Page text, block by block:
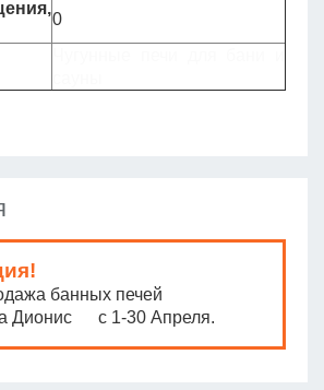
0
банных печей
Дионис с 1-30 Апреля.